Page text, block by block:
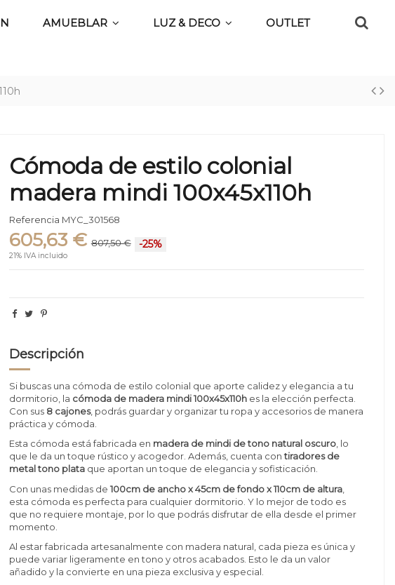
AMUEBLAR LUZ & DECO OUTLET
Cómoda de estilo colonial
madera mindi 100x45x110h
Referencia MYC_301568
605,63 € 807,50 € -25%
21% IVA incluido
Descripción
Si buscas una cómoda de estilo colonial que aporte calidez y elegancia a tu
dormitorio, la cómoda de madera mindi 100x45x110h es la elección perfecta.
Con sus 8 cajones, podrás guardar y organizar tu ropa y accesorios de manera
práctica y cómoda.
Esta cómoda está fabricada en madera de mindi de tono natural oscuro, lo
que le da un toque rústico y acogedor. Además, cuenta contiradores de
metal tono plata que aportan un toque de elegancia y sofisticación.
Con unas medidas de100cm de ancho x 45cm de fondo x 110cm de altura
esta cómoda es perfecta para cualquier dormitorio. Y lo mejor de todo es
que no requiere montaje, por lo que podrás disfrutar de ella desde el primer
momento.
Al estar fabricada artesanalmente con madera natural, cada pieza es única y
puede variar ligeramente en tono y otros acabados. Esto le da un valor
añadido y la convierte en una pieza exclusiva y especial.